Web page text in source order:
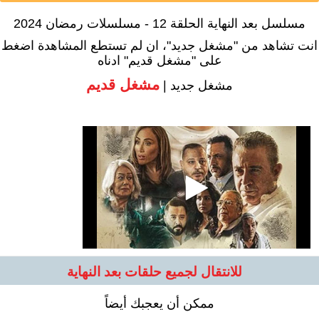
مسلسل بعد النهاية الحلقة 12 - مسلسلات رمضان 2024
انت تشاهد من "مشغل جديد"، ان لم تستطع المشاهدة اضغط
على "مشغل قديم" ادناه
مشغل جديد | مشغل قديم
للانتقال لجميع حلقات بعد النهاية
ممكن أن يعجبك أيضاً